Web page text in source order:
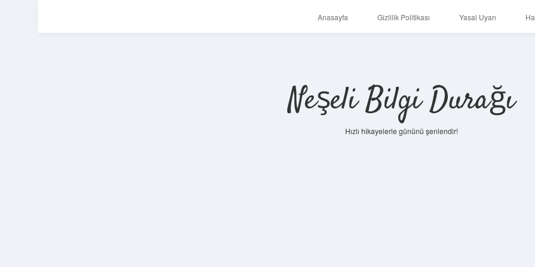
Anasayfa Gizlilik Politikası Yasal Uyarı
Neşeli Bilgi Durağı
Hızlı hikayelerle gününü şenlendir!